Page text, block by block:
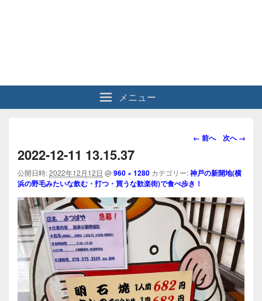
メニュー
画
ビ
ゲ
ー
シ
ョ
ン
← 前へ 次へ →
2022-12-11 13.15.37
公開日時:2022年12月12日 @960 × 1280 カテゴリー:神戸の新開地(横
浜の野毛みたいな飲む・打つ・買うな歓楽街)で食べ歩き！